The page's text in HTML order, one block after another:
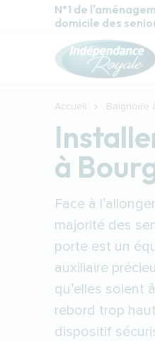
Aller au contenu principal
N°1 de
domicile des
Accueil Baignoire
à
Face à
majorité des
porte est un
auxiliaire
qu’elles soient
rebord trop
dispositif